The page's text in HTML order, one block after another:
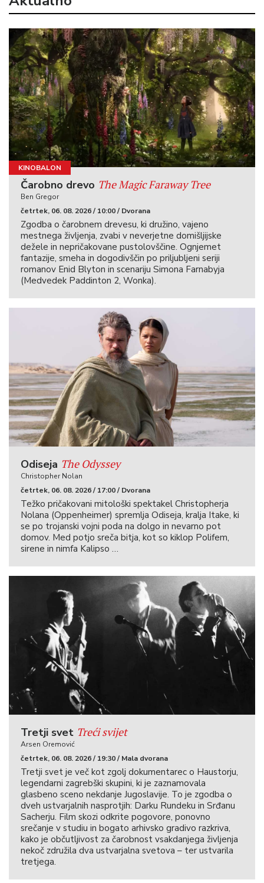
KINOBALON
Čarobno drevo The Magic Faraway Tree
Ben Gregor
četrtek, 06. 08. 2026 / 10:00 / Dvorana
Zgodba o čarobnem drevesu, ki družino, vajeno
mestnega življenja, zvabi v neverjetne domišljijske
dežele in nepričakovane pustolovščine. Ognjemet
fantazije, smeha in dogodivščin po priljubljeni seriji
romanov Enid Blyton in scenariju Simona Farnabyja
(Medvedek Paddinton 2, Wonka).
Odiseja The Odyssey
Christopher Nolan
četrtek, 06. 08. 2026 / 17:00 / Dvorana
Težko pričakovani mitološki spektakel Christopherja
Nolana (Oppenheimer) spremlja Odiseja, kralja Itake, ki
se po trojanski vojni poda na dolgo in nevarno pot
domov. Med potjo sreča bitja, kot so kiklop Polifem,
sirene in nimfa Kalipso …
Tretji svet Treći svijet
Arsen Oremović
četrtek, 06. 08. 2026 / 19:30 / Mala dvorana
Tretji svet je več kot zgolj dokumentarec o Haustorju,
legendarni zagrebški skupini, ki je zaznamovala
glasbeno sceno nekdanje Jugoslavije. To je zgodba o
dveh ustvarjalnih nasprotjih: Darku Rundeku in Srđanu
Sacherju. Film skozi odkrite pogovore, ponovno
srečanje v studiu in bogato arhivsko gradivo razkriva,
kako je občutljivost za čarobnost vsakdanjega življenja
nekoč združila dva ustvarjalna svetova – ter ustvarila
tretjega.